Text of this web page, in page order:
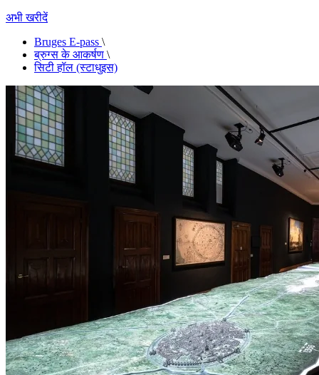
अभी खरीदें
Bruges E-pass \
ब्रुग्स के आकर्षण \
सिटी हॉल (स्टाधुइस)